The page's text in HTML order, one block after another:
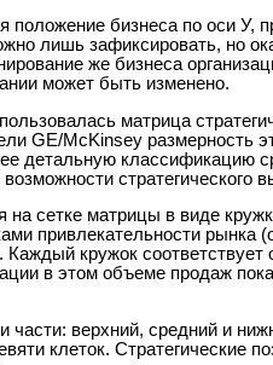
бизнеса по оси У,
лишь зафиксировать, но
же бизнеса
может быть изменено.
матрица
GE/McKinsey размерность
детальную классификацию
стратегического
сетке матрицы в виде
привлекательности рынка
Каждый кружок
в этом объеме продаж
части: верхний, средний и
клеток. Стратегические